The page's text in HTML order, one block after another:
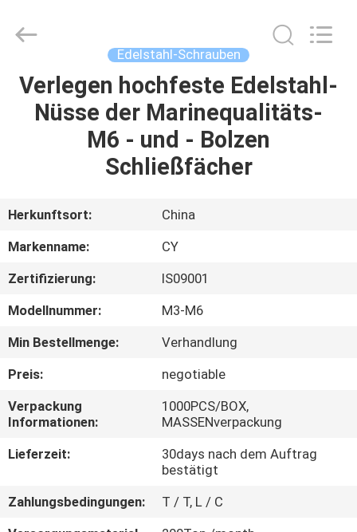
HAUS
PRODUKTE
UNS
AUSFLUG
QUALITÄTSKONTROLLE
TRETEN
SIE
MIT
IN
Co,LTD.
Edelstahl-Schrauben
Verlegen hochfeste Edelstahl-
Nüsse der Marinequalitäts-
M6 - und - Bolzen
Schließfächer
Herkunftsort:
China
Markenname:
CY
Zertifizierung:
IS09001
Modellnummer:
M3-M6
Min Bestellmenge:
Verhandlung
Preis:
negotiable
Verpackung
Informationen:
1000PCS/BOX,
MASSENverpackung
Lieferzeit:
30days nach dem Auftrag
bestätigt
Zahlungsbedingungen:
T / T, L / C